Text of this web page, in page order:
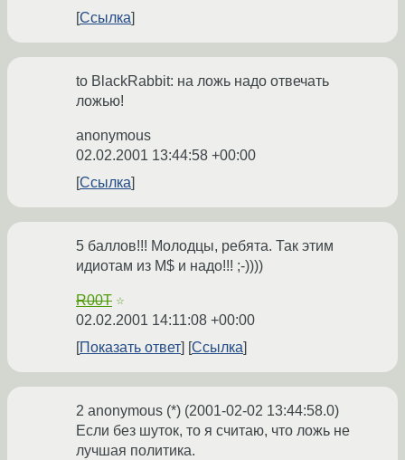
Ссылка
to BlackRabbit: на ложь надо отвечать
ложью!
anonymous
02.02.2001 13:44:58 +00:00
Ссылка
5 баллов!!! Молодцы, ребята. Так этим
идиотам из M$ и надо!!! ;-))))
R00T ☆
02.02.2001 14:11:08 +00:00
Показать ответ
Ссылка
2 anonymous (*) (2001-02-02 13:44:58.0)
Если без шуток, то я считаю, что ложь не
лучшая политика.